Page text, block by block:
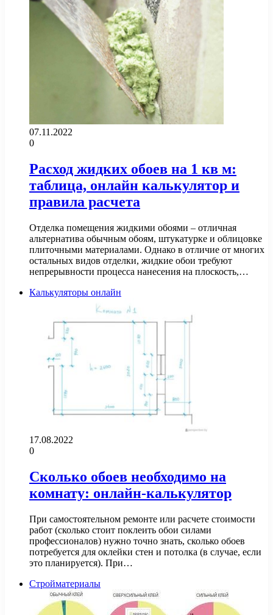
07.11.2022
0
Расход жидких обоев на 1 кв м:
таблица, онлайн калькулятор и
правила расчета
Отделка помещения жидкими обоями – отличная
альтернатива обычным обоям, штукатурке и облицовке
плиточными материалами. Однако в отличие от многих
остальных видов отделки, жидкие обои требуют
непрерывности процесса нанесения на плоскость,…
Калькуляторы онлайн
17.08.2022
0
Сколько обоев необходимо на
комнату: онлайн-калькулятор
При самостоятельном ремонте или расчете стоимости
работ (сколько стоит поклеить обои силами
профессионалов) нужно точно знать, сколько обоев
потребуется для оклейки стен и потолка (в случае, если
это планируется). При…
Стройматериалы